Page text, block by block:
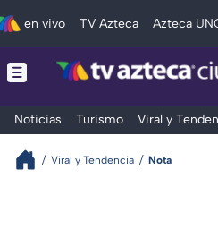
en vivo TV Azteca Azteca
Noticias Turismo Viral y
Viral y Tendencia Nota